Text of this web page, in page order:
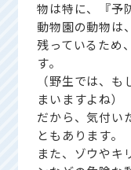
物は特に、『予
動物園の動物は
残っているため
す。
（野生では、
まいますよね）
だから、気付い
ともあります。
また、ゾウやキ